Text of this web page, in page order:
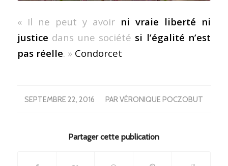
« Il ne peut y avoir ni vraie liberté ni
justice dans une société si l’égalité n’est
pas réelle. » Condorcet
SEPTEMBRE 22, 2016
/ PARVÉRONIQUE POCZOBUT
Partager cette publication